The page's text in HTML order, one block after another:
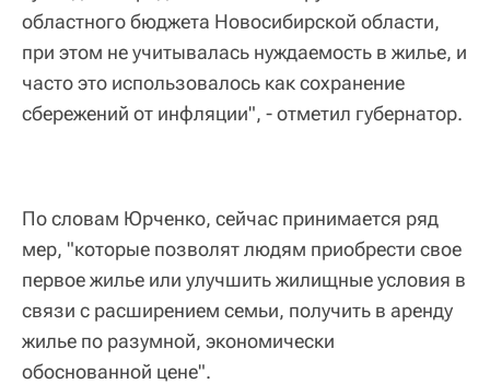
областного бюджета Новосибирской области,
при этом не учитывалась нуждаемость в жилье, и
часто это использовалось как сохранение
сбережений от инфляции", - отметил губернатор.
По словам Юрченко, сейчас принимается ряд
мер, "которые позволят людям приобрести свое
первое жилье или улучшить жилищные условия в
связи с расширением семьи, получить в аренду
жилье по разумной, экономически
обоснованной цене".